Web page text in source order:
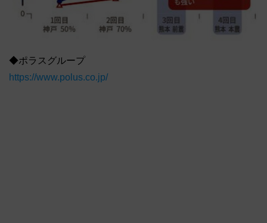
◆ポラスグループ
https://www.polus.co.jp/